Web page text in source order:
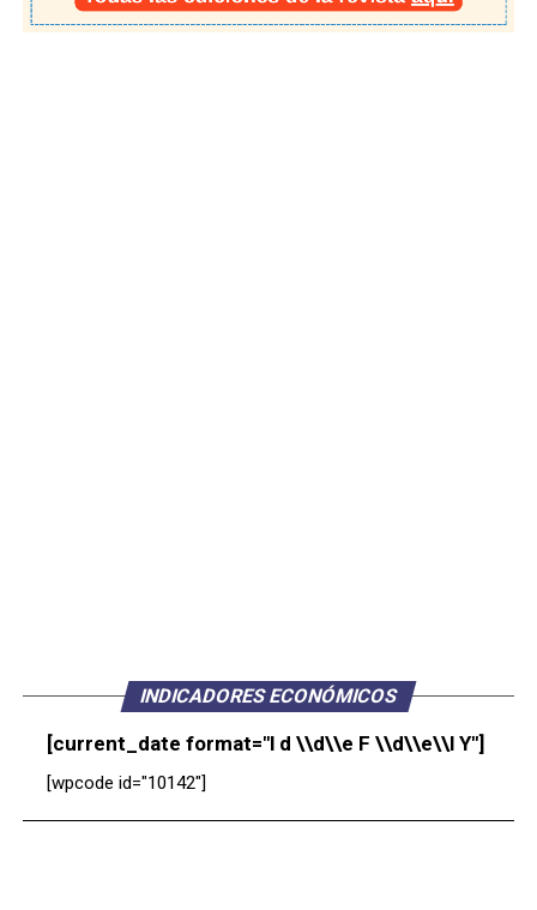
INDICADORES ECONÓMICOS
[current_date format="l d \\d\\e F \\d\\e\\l Y"]
[wpcode id="10142"]